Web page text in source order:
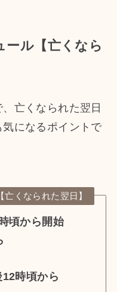
ール【亡くなら
亡くなられた翌日
になるポイントで
くなられた翌日】
頃から開始
時頃から